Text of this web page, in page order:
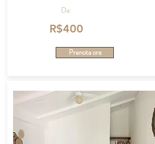
Da:
R$400
Prenota ora